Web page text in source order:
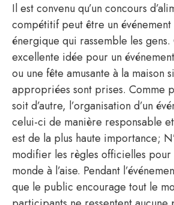
Il est convenu qu’un concours
compétitif peut être un événement
énergique qui rassemble les gens.
excellente idée pour un
ou une fête amusante à la maison
appropriées sont prises. Comme
soit d’autre, l’organisation d’un
celui-ci de manière responsable
est de la plus haute importance;
modifier les règles officielles
monde à l’aise. Pendant
que le public encourage tout le